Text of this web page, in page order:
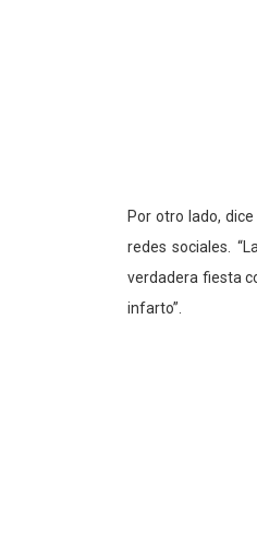
Por otro lado,
redes sociales.
verdadera fiesta
infarto”.